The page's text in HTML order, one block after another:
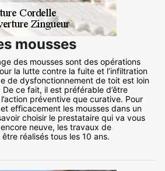
mousses
des mousses sont des opérations
la lutte contre la fuite et l’infiltration
de dysfonctionnement de toit est loin
De ce fait, il est préférable d’être
préventive que curative. Pour
efficacement les mousses dans un
choisir le prestataire qui va vous
neuve, les travaux de
réalisés tous les 10 ans.